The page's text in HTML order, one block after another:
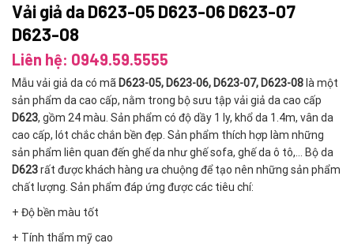
Vải giả da D623-05 D623-06 D623-07
D623-08
Liên hệ: 0949.59.5555
Mẫu vải giả da có mã D623-05, D623-06, D623-07, D623-08 là một
sản phẩm da cao cấp, nằm trong bộ sưu tập vải giả da cao cấp
D623, gồm 24 màu. Sản phẩm có độ dầy 1 ly, khổ da 1.4m, vân da
cao cấp, lót chắc chắn bền đẹp. Sản phẩm thích hợp làm những
sản phẩm liên quan đến ghế da như ghế sofa, ghế da ô tô,… Bộ da
D623rất được khách hàng ưa chuộng để tạo nên những sản phẩm
chất lượng. Sản phẩm đáp ứng được các tiêu chí:
+ Độ bền màu tốt
+ Tính thẩm mỹ cao